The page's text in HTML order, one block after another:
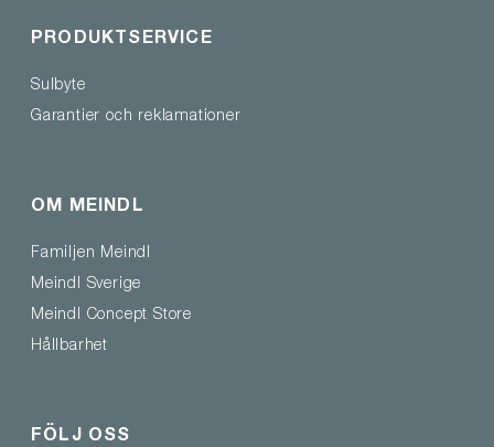
PRODUKTSERVICE
Sulbyte
Garantier och reklamationer
OM MEINDL
Familjen Meindl
Meindl Sverige
Meindl Concept Store
Hållbarhet
FÖLJ OSS